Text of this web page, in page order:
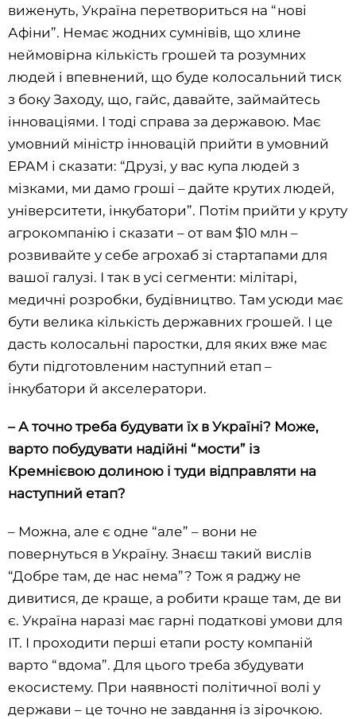
виженуть, Україна перетвориться на “нові
Афіни”. Немає жодних сумнівів, що хлине
неймовірна кількість грошей та розумних
людей і впевнений, що буде колосальний тиск
з боку Заходу, що, гайс, давайте, займайтесь
інноваціями. І тоді справа за державою. Має
умовний міністр інновацій прийти в умовний
ЕРАМ і сказати: “Друзі, у вас купа людей з
мізками, ми дамо гроші – дайте крутих людей,
університети, інкубатори”. Потім прийти у круту
агрокомпанію і сказати – от вам $10 млн –
розвивайте у себе агрохаб зі стартапами для
вашої галузі. І так в усі сегменти: мілітарі,
медичні розробки, будівництво. Там усюди має
бути велика кількість державних грошей. І це
дасть колосальні паростки, для яких вже має
бути підготовленим наступний етап –
інкубатори й акселератори.
– А точно треба будувати їх в Україні? Може,
варто побудувати надійні “мости” із
Кремнієвою долиною і туди відправляти на
наступний етап?
– Можна, але є одне “але” – вони не
повернуться в Україну. Знаєш такий вислів
“Добре там, де нас нема”? Тож я раджу не
дивитися, де краще, а робити краще там, де ви
є. Україна наразі має гарні податкові умови для
ІТ. І проходити перші етапи росту компаній
варто “вдома”. Для цього треба збудувати
екосистему. При наявності політичної волі у
держави – це точно не завдання із зірочкою.